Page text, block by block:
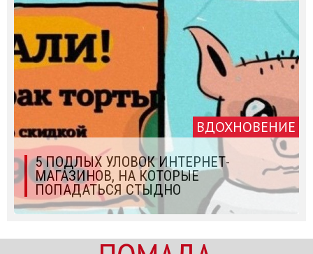
ВДОХНОВЕНИЕ
5 ПОДЛЫХ УЛОВОК ИНТЕРНЕТ-
МАГАЗИНОВ, НА КОТОРЫЕ
ПОПАДАТЬСЯ СТЫДНО